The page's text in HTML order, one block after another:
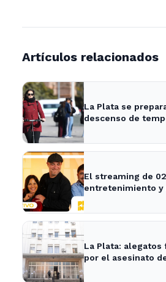
Artículos relacionados
La Plata se
descenso de
El streaming de
entretenimiento y
La Plata:
por el asesinato